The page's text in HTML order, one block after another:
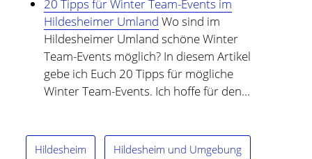
20 Tipps für Winter Team-Events im
Hildesheimer Umland Wo sind im
Hildesheimer Umland schöne Winter
Team-Events möglich? In diesem Artikel
gebe ich Euch 20 Tipps für mögliche
Winter Team-Events. Ich hoffe für den…
Hildesheim Hildesheim und Umgebung